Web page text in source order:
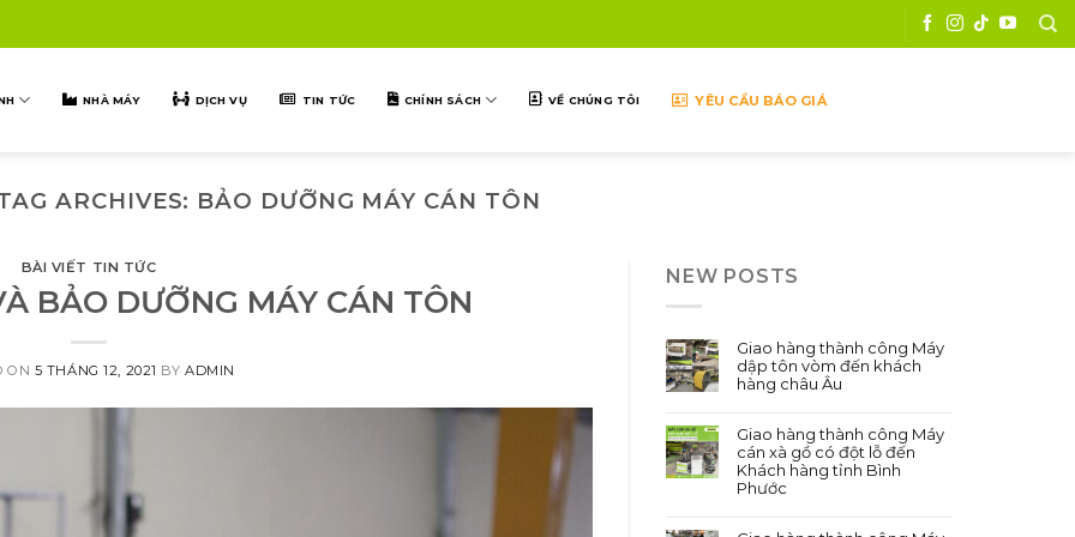
NHÀ MÁY DỊCH VỤ TIN TỨC CHÍNH SÁCH VỀ CHÚNG TÔI YÊU CẦU BÁO GIÁ
ARCHIVES: BẢO DƯỠNG MÁY CÁN TÔN
BÀI VIẾT TIN TỨC
BẢO DƯỠNG MÁY CÁN TÔN
ON 5 THÁNG 12, 2021 BY ADMIN
NEW POSTS
Giao hàng thành công Máy
dập tôn vòm đến khách
hàng châu Âu
Giao hàng thành công Máy
cán xà gồ có đột lỗ đến
Khách hàng tỉnh Bình
Phước